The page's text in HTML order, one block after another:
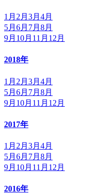
1月 2月 3月 4月
5月 6月 7月 8月
9月 10月 11月 12月
2018年
1月 2月 3月 4月
5月 6月 7月 8月
9月 10月 11月 12月
2017年
1月 2月 3月 4月
5月 6月 7月 8月
9月 10月 11月 12月
2016年